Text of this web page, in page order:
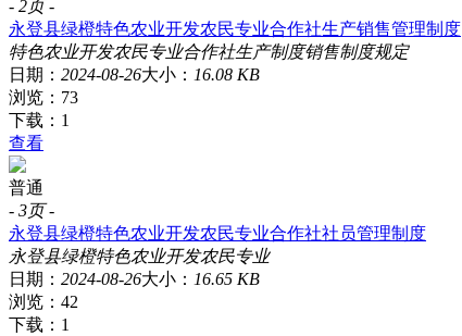
- 2页-
永登县绿橙特色农业开发农民专业合作社生产销售管理制度
特色农业开发农民专业合作社生产制度销售制度规定
日期： 2024-08-26大小： 16.08 KB
浏览：73
下载：1
查看
普通
- 3页-
永登县绿橙特色农业开发农民专业合作社社员管理制度
永登县绿橙特色农业开发农民专业
日期： 2024-08-26大小： 16.65 KB
浏览：42
下载：1